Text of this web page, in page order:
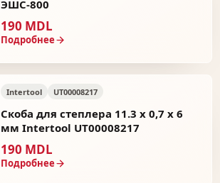
ЭШС-800
190 MDL
Подробнее
Intertool UT00008217
Скоба для степлера 11.3 х 0,7 х 6
мм Intertool UT00008217
190 MDL
Подробнее